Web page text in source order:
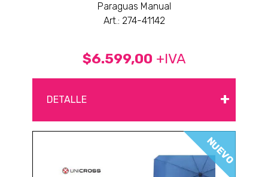
Paraguas Manual
Art.: 274-41142
$6.599,00 +IVA
DETALLE +
NUEVO